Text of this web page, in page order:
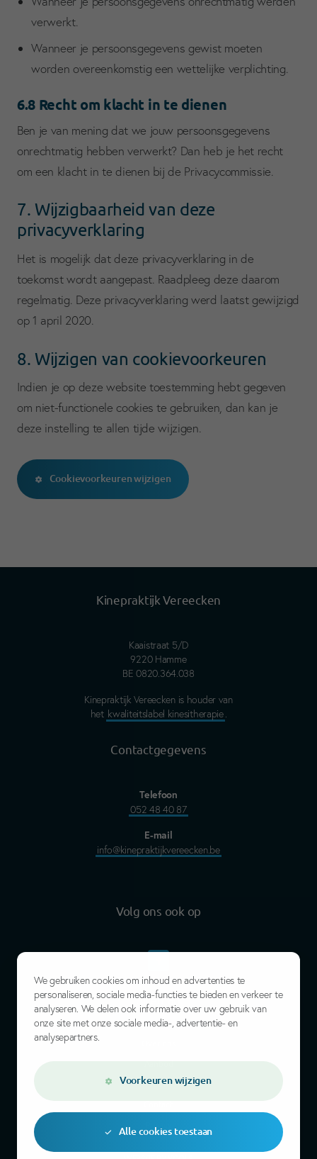
verwerkt.
Wanneer je persoonsgegevens gewist moeten
worden overeenkomstig een wettelijke verplichting.
6.8 Recht om klacht in te dienen
Ben je van mening dat we jouw persoonsgegevens
onrechtmatig hebben verwerkt? Dan heb je het recht
om een klacht in te dienen bij de Privacycommissie.
7. Wijzigbaarheid van deze
privacyverklaring
Het is mogelijk dat deze privacyverklaring in de
toekomst wordt aangepast. Raadpleeg deze daarom
regelmatig. Deze privacyverklaring werd laatst gewijzigd
op 1 april 2020.
8. Wijzigen van cookievoorkeuren
Indien je op deze website toestemming hebt gegeven
om niet-functionele cookies te gebruiken, dan kan je
deze instelling te allen tijde wijzigen.
Cookievoorkeuren wijzigen
We gebruiken cookies om inhoud en advertenties te
personaliseren, sociale media-functies te bieden en verkeer te
analyseren. We delen ook informatie over uw gebruik van
onze site met onze sociale media-, advertentie- en
analysepartners.
Voorkeuren wijzigen
Alle cookies toestaan
Kinepraktijk Vereecken
Kaaistraat 5/D
9220 Hamme
BE 0820.364.038
Kinepraktijk Vereecken is houder van
het kwaliteitslabel kinesitherapie.
Contact­gegevens
Telefoon
052 48 40 87
E-mail
info@kinepraktijkvereecken.be
Volg ons ook op
Sitemap
Nieuws